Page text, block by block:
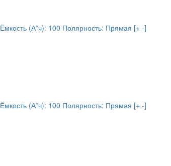
Ёмкость (А*ч): 100 Полярность: Прямая [+ -]
Ёмкость (А*ч): 100 Полярность: Прямая [+ -]